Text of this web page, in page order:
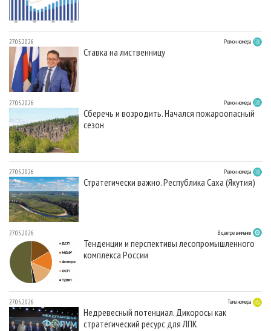
27.05.2026 Регион номера
Ставка на лиственницу
27.05.2026 Регион номера
Сберечь и возродить. Начался пожароопасный
сезон
27.05.2026 Регион номера
Стратегически важно. Республика Саха (Якутия)
27.05.2026 В центре внимания
Тенденции и перспективы лесопромышленного
комплекса России
27.05.2026 Тема номера
Недревесный потенциал. Дикоросы как
стратегический ресурс для ЛПК